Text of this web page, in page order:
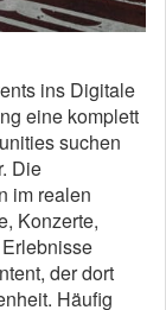
ins Digitale
eine komplett
suchen
Die
im realen
Konzerte,
der dort
Häufig